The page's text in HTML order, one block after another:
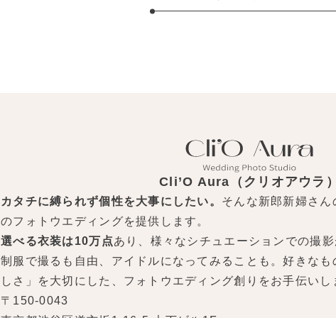
Cli’O Aura（クリオアウラ）
カタチに縛られず個性を大事にしたい。 そんな新郎新婦さ
のフォトウエディングを提供します。
選べる衣装は10万点あり、様々なシチュエーションでの撮
制服で撮るも自由、アイドルになってみることも。好きな
しさ」を大切にした、フォトウエディング創りをお手伝いし
〒150-0043